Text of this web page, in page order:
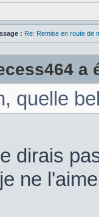
: Re: Remise en route de
a
quelle
dirais
ne